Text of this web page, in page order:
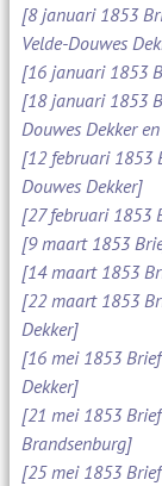
[8 januari 1853
Velde-Douwes
[16 januari 1853
[18 januari 1853
Douwes Dekker
[12 februari 1853
Douwes Dekker]
[27 februari 1853
[9 maart 1853
[14 maart 1853
[22 maart 1853
Dekker]
[16 mei 1853
Dekker]
[21 mei 1853
Brandsenburg]
[25 mei 1853